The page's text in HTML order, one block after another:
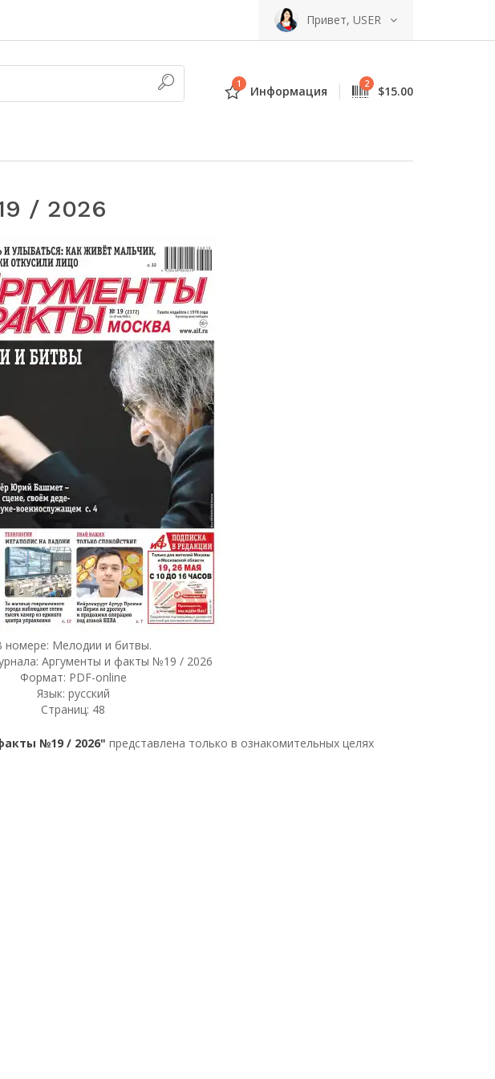
Привет, USER
1 Информация 2 $15.00
/ 2026
номере: Мелодии и битвы.
Аргументы и факты №19 / 2026
Формат: PDF-online
Язык: русский
Страниц: 48
№19 / 2026" представлена только в ознакомительных целях